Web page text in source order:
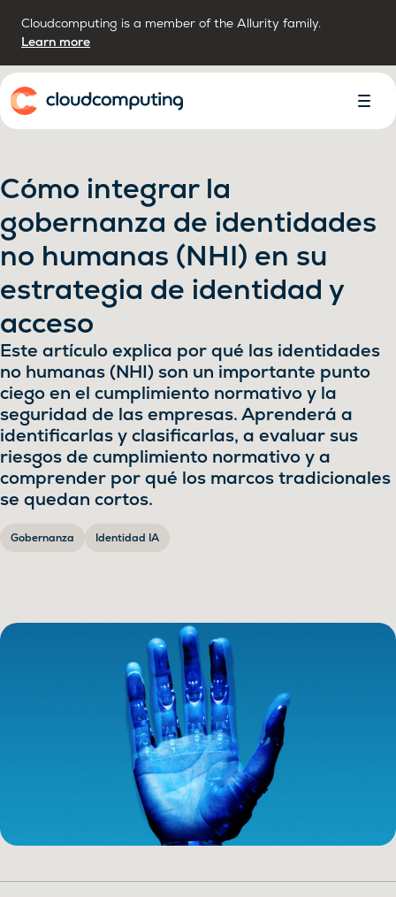
Cloudcomputing is a member of the Allurity family.
Learn more
Inicio
Menú
Cómo integrar la
gobernanza de identidades
no humanas (NHI) en su
estrategia de identidad y
acceso
Este artículo explica por qué las identidades
no humanas (NHI) son un importante punto
ciego en el cumplimiento normativo y la
seguridad de las empresas. Aprenderá a
identificarlas y clasificarlas, a evaluar sus
riesgos de cumplimiento normativo y a
comprender por qué los marcos tradicionales
se quedan cortos.
Gobernanza Identidad IA